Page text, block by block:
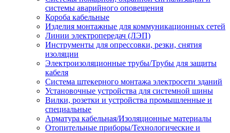
системы аварийного оповещения
Короба кабельные
Изделия монтажные для коммуникационных сетей
Линии электропередач (ЛЭП)
Инструменты для опрессовки, резки, снятия
изоляции
Электроизоляционные трубы/Трубы для защиты
кабеля
Система штекерного монтажа электросети зданий
Установочные устройства для системной шины
Вилки, розетки и устройства промышленные и
специальные
Арматура кабельная/Изоляционные материалы
Отопительные приборы/Технологические и